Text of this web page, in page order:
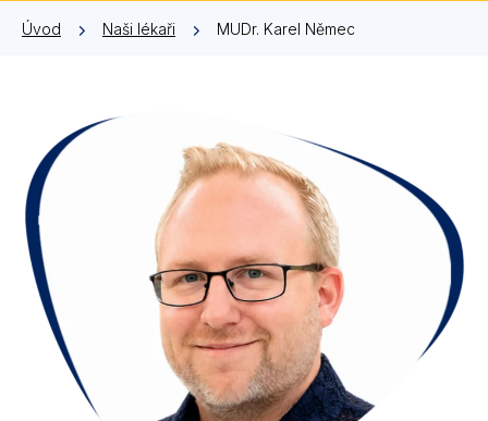
Úvod Naši lékaři MUDr. Karel Němec